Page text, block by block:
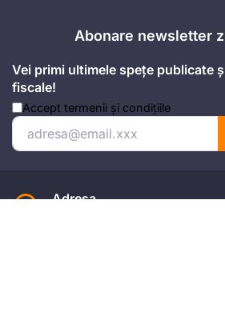
Abonare newsletter
Vei primi ultimele spețe publicate
fiscale!
Accept termenii și condițiile
Adresa